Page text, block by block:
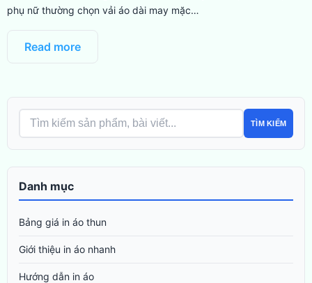
phụ nữ thường chọn vải áo dài may mặc…
Read more
TÌM KIẾM
Danh mục
Bảng giá in áo thun
Giới thiệu in áo nhanh
Hướng dẫn in áo